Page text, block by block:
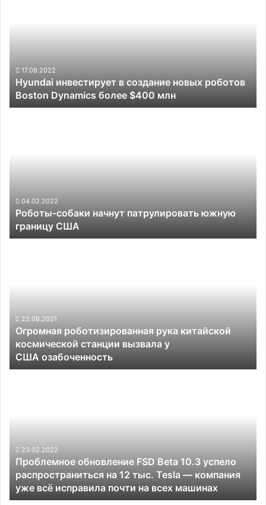
Dynamics
более
$400
млн
17.08.2022
Hyundai инвестирует в создание новых роботов
Boston Dynamics более $400 млн
04.02.2022
Роботы-собаки начнут патрулировать южную
границу США
вызвала
США озабоченность
22.08.2021
Огромная роботизированная рука китайской
космической станции вызвала у
США озабоченность
распространиться
на
12
тыс.
Tesla —
23.02.2022
Проблемное обновление FSD Beta 10.3 успело
распространиться на 12 тыс. Tesla — компания
уже всё исправила почти на всех машинах